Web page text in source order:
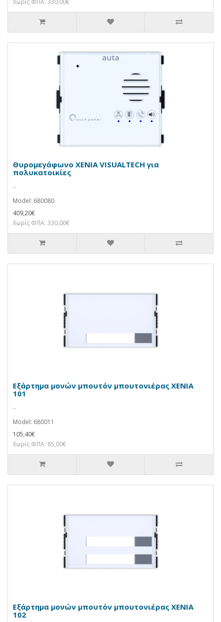
Θυρομεγάφωνο XENIA VISUALTECH για
πολυκατοικίες
..
Model: 680080
409,20€
Χωρίς ΦΠΑ: 330,00€
Εξάρτημα μονών μπουτόν μπουτονιέρας XENIA
101
..
Model: 680011
105,40€
Χωρίς ΦΠΑ: 85,00€
Εξάρτημα μονών μπουτόν μπουτονιέρας XENIA
102